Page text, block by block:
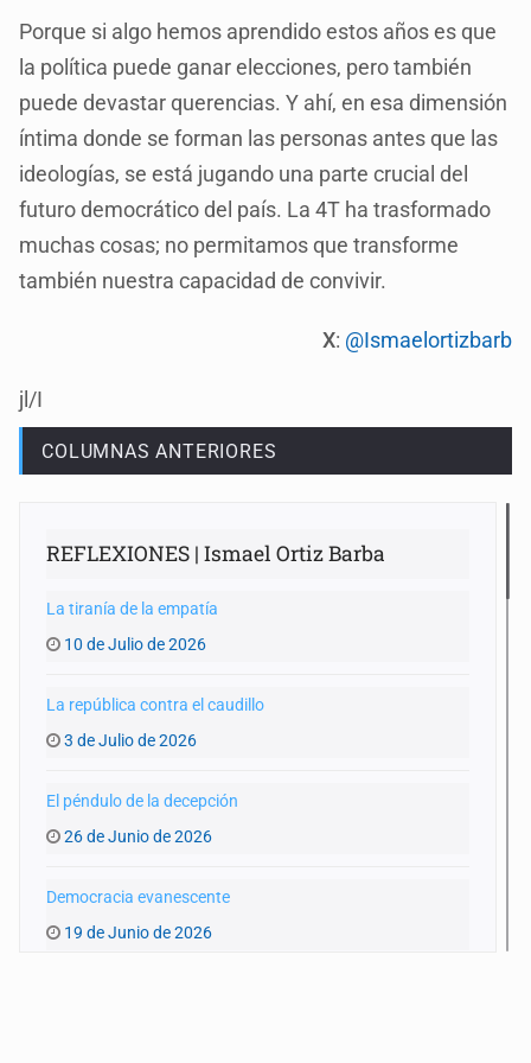
Porque si algo hemos aprendido estos años es que
la política puede ganar elecciones, pero también
puede devastar querencias. Y ahí, en esa dimensión
íntima donde se forman las personas antes que las
ideologías, se está jugando una parte crucial del
futuro democrático del país. La 4T ha trasformado
muchas cosas; no permitamos que transforme
también nuestra capacidad de convivir.
X: @Ismaelortizbarb
jl/I
COLUMNAS ANTERIORES
REFLEXIONES | Ismael Ortiz Barba
La tiranía de la empatía
10 de Julio de 2026
La república contra el caudillo
3 de Julio de 2026
El péndulo de la decepción
26 de Junio de 2026
Democracia evanescente
19 de Junio de 2026